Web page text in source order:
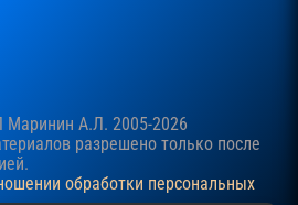
А.Л. 2005-2026
разрешено только после
обработки персональных